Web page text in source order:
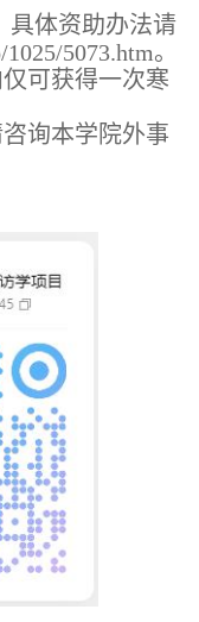
具体资助办法请
5073.htm。
可获得一次寒
询本学院外事